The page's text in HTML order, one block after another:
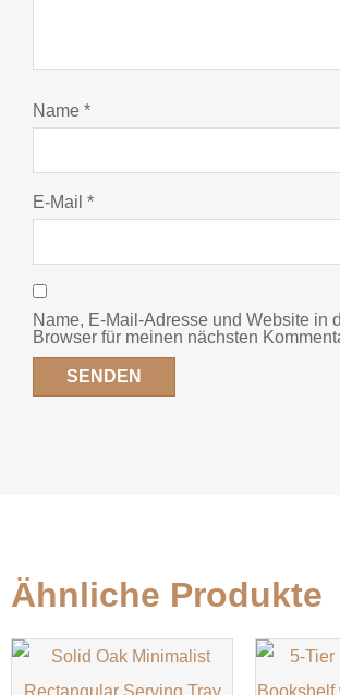
Name *
E-Mail *
Name, E-Mail-Adresse und Website in
Browser für meinen nächsten
Ähnliche Produkte